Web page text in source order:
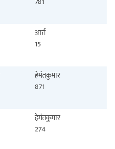
आर्त
15
हेमंतकुमार
871
हेमंतकुमार
274